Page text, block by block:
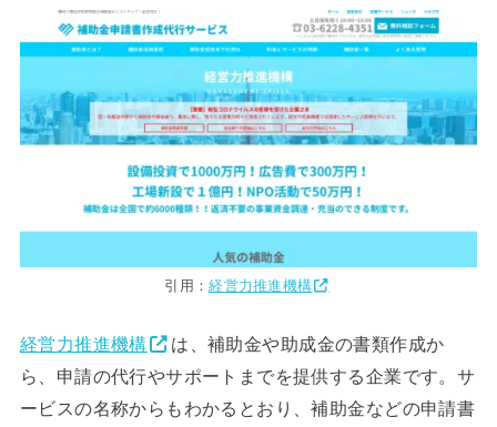
引用：経営力推進機構
経営力推進機構
は、補助金や助成金の書類作成か
ら、申請の代行やサポートまでを提供する企業です。サ
ービスの名称からもわかるとおり、補助金などの申請書